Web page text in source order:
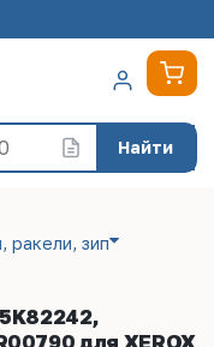
Найти
ракели, зип
для XEROX